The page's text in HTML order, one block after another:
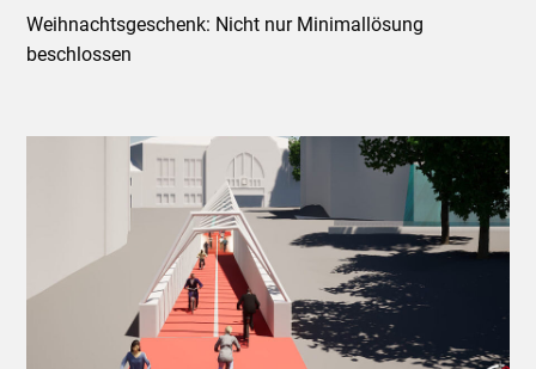
Weihnachtsgeschenk: Nicht nur Minimallösung
beschlossen